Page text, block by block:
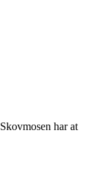
har at